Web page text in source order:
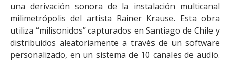
una derivación sonora de la instalación multicanal
milimetrópolis del artista Rainer Krause. Esta obra
utiliza “milisonidos” capturados en Santiago de Chile y
distribuidos aleatoriamente a través de un software
personalizado, en un sistema de 10 canales de audio.